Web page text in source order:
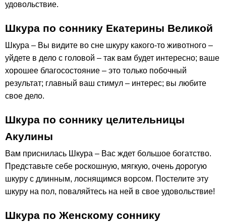
удовольствие.
Шкура по соннику Екатерины Великой
Шкура – Вы видите во сне шкуру какого-то животного –
уйдете в дело с головой – так вам будет интересно; ваше
хорошее благосостояние – это только побочный
результат; главный ваш стимул – интерес; вы любите
свое дело.
Шкура по соннику целительницы
Акулины
Вам приснилась Шкура – Вас ждет большое богатство.
Представьте себе роскошную, мягкую, очень дорогую
шкуру с длинным, лоснящимся ворсом. Постелите эту
шкуру на пол, поваляйтесь на ней в свое удовольствие!
Шкура по Женскому соннику